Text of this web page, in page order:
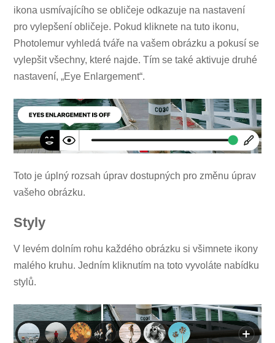
ikona usmívajícího se obličeje odkazuje na nastavení
pro vylepšení obličeje. Pokud kliknete na tuto ikonu,
Photolemur vyhledá tváře na vašem obrázku a pokusí se
vylepšit všechny, které najde. Tím se také aktivuje druhé
nastavení, „Eye Enlargement“.
Toto je úplný rozsah úprav dostupných pro změnu úprav
vašeho obrázku.
Styly
V levém dolním rohu každého obrázku si všimnete ikony
malého kruhu. Jedním kliknutím na toto vyvoláte nabídku
stylů.